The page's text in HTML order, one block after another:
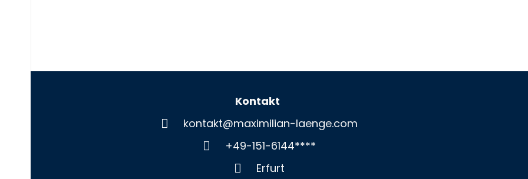
Kontakt
kontakt@maximilian-laenge.com
+49-151-6144****
Erfurt